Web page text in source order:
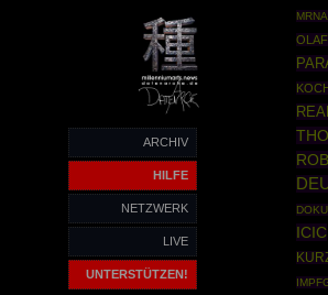
ARCHIV
HILFE
NETZWERK
LIVE
UNTERSTÜTZEN!
ICIC